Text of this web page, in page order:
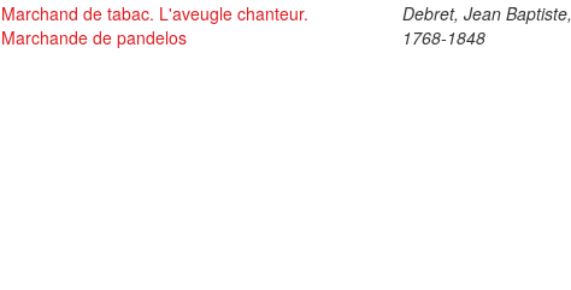
Marchand de tabac. L'aveugle chanteur.
Marchande de pandelos
Debret, Jean Baptiste,
1768-1848